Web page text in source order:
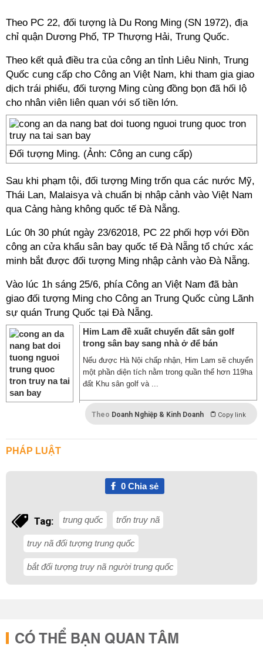
Theo PC 22, đối tượng là Du Rong Ming (SN 1972), địa
chỉ quận Dương Phố, TP Thượng Hải, Trung Quốc.
Theo kết quả điều tra của công an tỉnh Liêu Ninh, Trung
Quốc cung cấp cho Công an Việt Nam, khi tham gia giao
dịch trái phiếu, đối tượng Ming cùng đồng bọn đã hối lộ
cho nhân viên liên quan với số tiền lớn.
Đối tượng Ming. (Ảnh: Công an cung cấp)
Sau khi phạm tội, đối tượng Ming trốn qua các nước Mỹ,
Thái Lan, Malaisya và chuẩn bị nhập cảnh vào Việt Nam
qua Cảng hàng không quốc tế Đà Nẵng.
Lúc 0h 30 phút ngày 23/62018, PC 22 phối hợp với Đồn
công an cửa khẩu sân bay quốc tế Đà Nẵng tổ chức xác
minh bắt được đối tượng Ming nhập cảnh vào Đà Nẵng.
Vào lúc 1h sáng 25/6, phía Công an Việt Nam đã bàn
giao đối tượng Ming cho Công an Trung Quốc cùng Lãnh
sự quán Trung Quốc tại Đà Nẵng.
Him Lam đề xuất chuyển đất sân golf
trong sân bay sang nhà ở để bán
Nếu được Hà Nội chấp nhận, Him Lam sẽ chuyển
một phần diện tích nằm trong quần thể hơn 119ha
đất Khu sân golf và ...
Theo Doanh Nghiệp & Kinh Doanh Copy link
PHÁP LUẬT
0Chia sẻ
Tag: trung quốc trốn truy nã
truy nã đối tượng trung quốc
bắt đối tượng truy nã người trung quốc
CÓ THỂ BẠN QUAN TÂM